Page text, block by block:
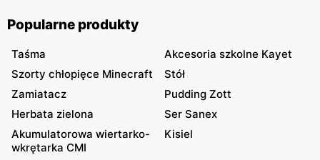
Popularne produkty
Taśma
Akcesoria szkolne Kayet
Szorty chłopięce Minecraft
Stół
Zamiatacz
Pudding Zott
Herbata zielona
Ser Sanex
Akumulatorowa wiertarko-
wkrętarka CMI
Kisiel